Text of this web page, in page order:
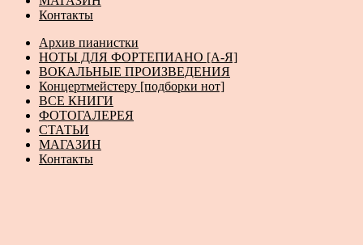
Контакты
Архив пианистки
НОТЫ ДЛЯ ФОРТЕПИАНО [А-Я]
ВОКАЛЬНЫЕ ПРОИЗВЕДЕНИЯ
Концертмейстеру [подборки нот]
ВСЕ КНИГИ
ФОТОГАЛЕРЕЯ
СТАТЬИ
МАГАЗИН
Контакты